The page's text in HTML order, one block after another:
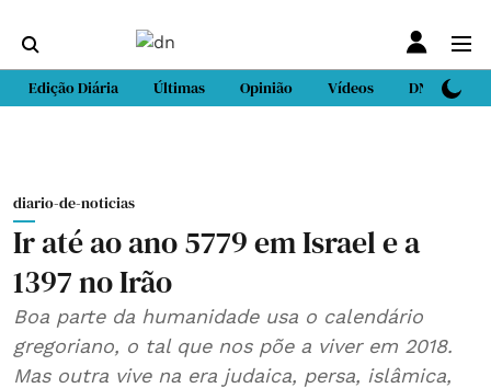
Edição Diária Últimas Opinião Vídeos DN Sport
diario-de-noticias
Ir até ao ano 5779 em Israel e a
1397 no Irão
Boa parte da humanidade usa o calendário
gregoriano, o tal que nos põe a viver em 2018.
Mas outra vive na era judaica, persa, islâmica,